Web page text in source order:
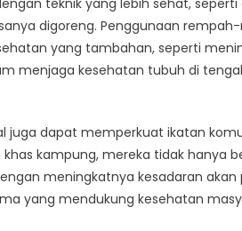
teknik yang lebih sehat, seperti
digoreng. Penggunaan
yang tambahan, seperti
menjaga kesehatan tubuh di
juga dapat memperkuat ikatan
kampung, mereka tidak hanya
meningkatnya kesadaran
yang mendukung kesehatan